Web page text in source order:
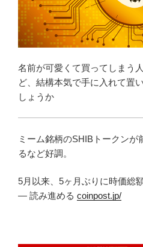
名前が可愛くて買ってしまう
ど、結構本気で手に入れて置
しょうか
ミーム銘柄のSHIBトークンが
るなど好調。
5月以来、5ヶ月ぶりに時価総
— 読み進める coinpost.jp/